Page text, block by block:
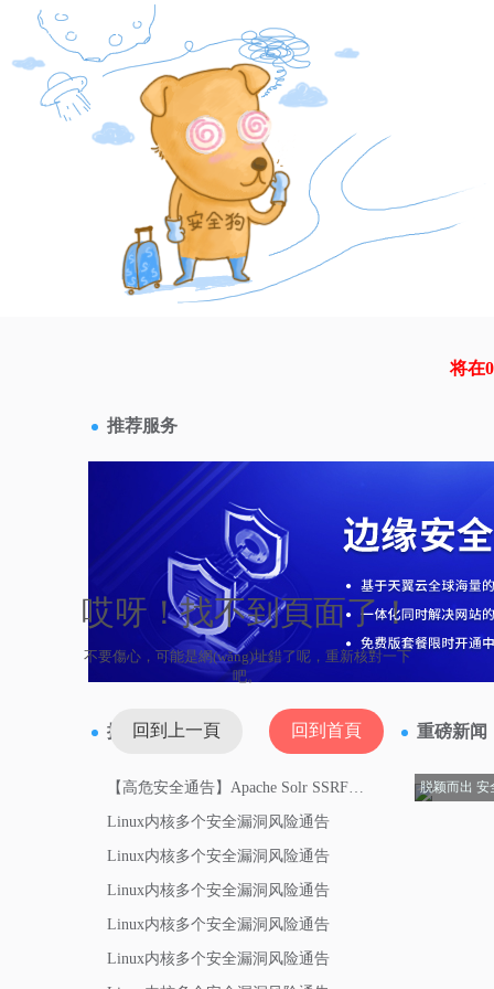
哎呀！找不到頁面了！
不要傷心，可能是網(wǎng)址錯了呢，重新核對一下
吧。
回到上一頁 回到首頁